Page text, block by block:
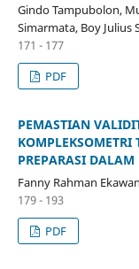
Gindo Tampubolon,
Simarmata, Boy Julius
171 - 177
PDF
PEMASTIAN
PREPARASI
Fanny Rahman
179 - 193
PDF